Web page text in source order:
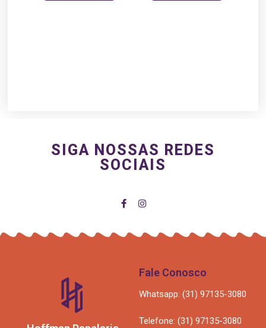
SIGA NOSSAS REDES
SOCIAIS
Fale Conosco
Whatsapp: (31) 97135-3080
Telefone: (31) 97135-3080